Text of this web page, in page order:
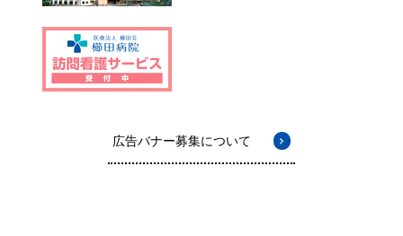
広告バナー募集について